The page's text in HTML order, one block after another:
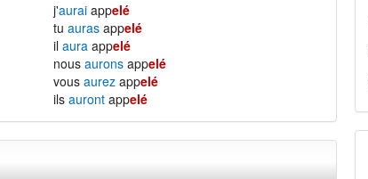
j'aurai appelé
tuauras appelé
ilaura appelé
nousaurons appelé
vousaurez appelé
ilsauront appelé